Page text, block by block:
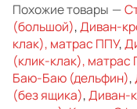
Похожие товары —
(большой),Диван-
клак), матрас ППУ,
(клик-клак), матрас
Баю-Баю (дельфин),
(без ящика),Диван-